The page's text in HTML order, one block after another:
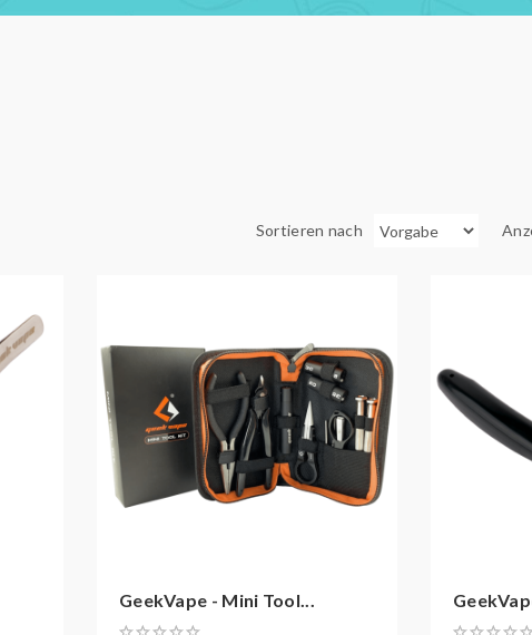
Sortieren nach
GeekVape - Mini Tool...